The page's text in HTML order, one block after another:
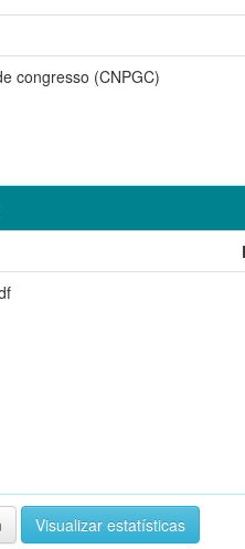
congresso (CNPGC)
Visualizar estatísticas